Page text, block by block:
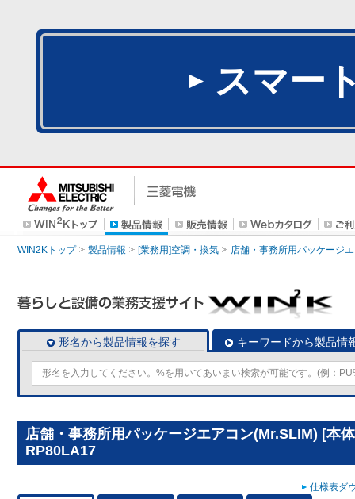
スマー
WIN2Kトップ 製品情報 [業務用]空調・換気 店舗・事務所用パッケージ
形名から製品情報を探す キーワードから製品情
店舗・事務所用パッケージエアコン(Mr.SLIM) [本
RP80LA17
仕様表ダ